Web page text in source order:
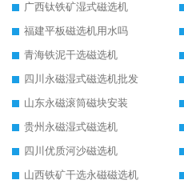
广西钛铁矿湿式磁选机
福建平板磁选机用水吗
青海铁泥干选磁选机
四川永磁湿式磁选机批发
山东永磁滚筒磁块安装
贵州永磁湿式磁选机
四川优质河沙磁选机
山西铁矿干选永磁磁选机